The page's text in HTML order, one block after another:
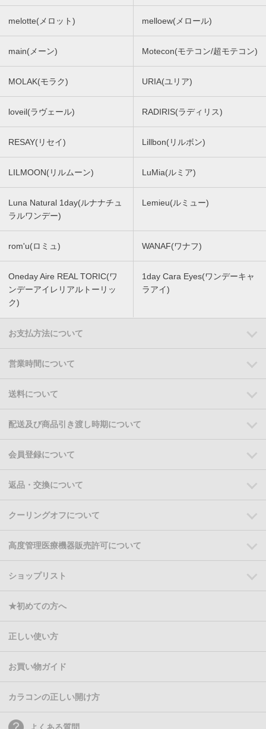
melotte(メロット) melloew(メロール)
main(メーン) Motecon(モテコン/超モテコン)
MOLAK(モラク) URIA(ユリア)
loveil(ラヴェール) RADIRIS(ラディリス)
RESAY(リセイ) Lillbon(リルボン)
LILMOON(リルムーン) LuMia(ルミア)
Luna Natural 1day(ルナナチュ
ラルワンデー)
Lemieu(ルミュー)
rom'u(ロミュ) WANAF(ワナフ)
Oneday Aire REAL TORIC(ワ
ンデーアイレリアルトーリッ
ク)
1day Cara Eyes(ワンデーキャ
ラアイ)
お支払方法について
営業時間について
送料について
配送及び商品引き渡し時期について
会員登録について
返品・交換について
クーリングオフについて
高度管理医療機器販売許可について
ショップリスト
★初めての方へ
正しい使い方
お買い物ガイド
カラコンの正しい開け方